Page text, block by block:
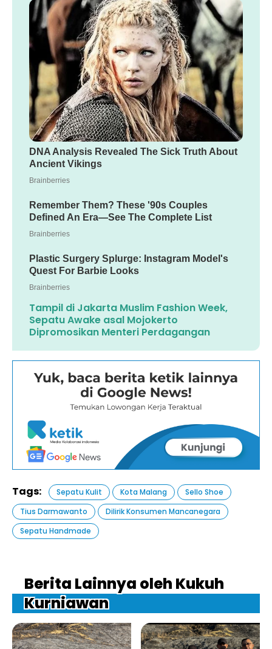
Tampil di Jakarta Muslim Fashion Week,
Sepatu Awake asal Mojokerto
Dipromosikan Menteri Perdagangan
Tags: Sepatu Kulit Kota Malang
Sello Shoe
Tius Darmawanto
Dilirik Konsumen Mancanegara
Sepatu Handmade
Berita Lainnya oleh Kukuh
Kurniawan